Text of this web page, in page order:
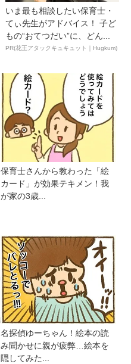
いま最も相談したい保育士・
てぃ先生がアドバイス！ 子ど
もの“おてつだい”に、どん...
PR(花王アタックキュキュット｜Hugkum)
保育士さんから教わった「絵
カード」が効果テキメン！我
が家の3歳...
名探偵ゆーちゃん！絵本の読
み聞かせに親が疲弊…絵本を
隠してみた...